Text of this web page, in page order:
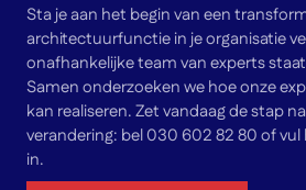
Sta je aan het begin van een
architectuurfunctie in je organisatie
onafhankelijke team van experts
Samen onderzoeken we hoe onze
kan realiseren. Zet vandaag de stap
verandering: bel 030 602 82 80 of
in.